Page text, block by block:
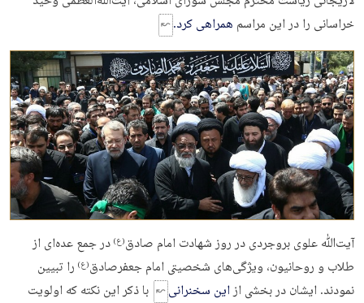
خراسانی را در این مراسم همراهی کرد.
آیت‌ﷲ علوی بروجردی در روز شهادت امام صادق(ع) در جمع عده‌ای از
طلاب و روحانیون، ویژگی‌های شخصیتی امام جعفر‌صادق(ع) را تبیین
نمودند. ایشان در بخشی ازاین سخنرانی
با ذکر این نکته که اولويت